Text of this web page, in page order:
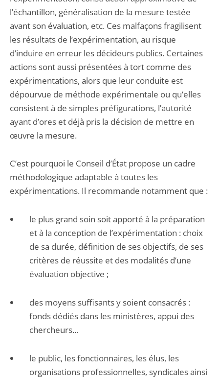
l’échantillon, généralisation de la mesure testée
avant son évaluation, etc. Ces malfaçons fragilisent
les résultats de l’expérimentation, au risque
d’induire en erreur les décideurs publics. Certaines
actions sont aussi présentées à tort comme des
expérimentations, alors que leur conduite est
dépourvue de méthode expérimentale ou qu’elles
consistent à de simples préfigurations, l’autorité
ayant d’ores et déjà pris la décision de mettre en
œuvre la mesure.
C’est pourquoi le Conseil d’État propose un cadre
méthodologique adaptable à toutes les
expérimentations. Il recommande notamment que :
le plus grand soin soit apporté à la préparation
et à la conception de l’expérimentation : choix
de sa durée, définition de ses objectifs, de ses
critères de réussite et des modalités d’une
évaluation objective ;
des moyens suffisants y soient consacrés :
fonds dédiés dans les ministères, appui des
chercheurs…
le public, les fonctionnaires, les élus, les
organisations professionnelles, syndicales ainsi